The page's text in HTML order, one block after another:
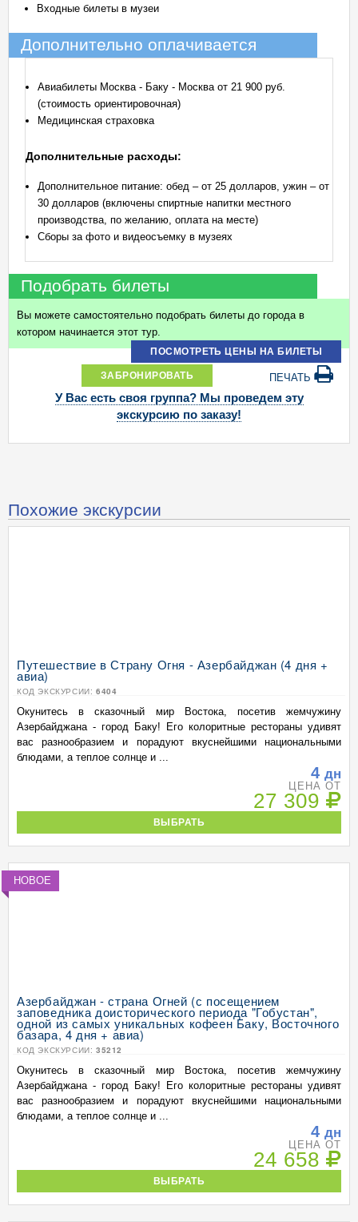
Входные билеты в музеи
Дополнительно оплачивается
Авиабилеты Москва - Баку - Москва от 21 900 руб.
(стоимость ориентировочная)
Медицинская страховка
Дополнительные расходы:
Дополнительное питание: обед – от 25 долларов, ужин – от
30 долларов (включены спиртные напитки местного
производства, по желанию, оплата на месте)
Сборы за фото и видеосъемку в музеях
Подобрать билеты
Вы можете самостоятельно подобрать билеты до города в
котором начинается этот тур.
ПОСМОТРЕТЬ ЦЕНЫ НА БИЛЕТЫ
ЗАБРОНИРОВАТЬ ПЕЧАТЬ
У Вас есть своя группа? Мы проведем эту
экскурсию по заказу!
Похожие экскурсии
Путешествие в Страну Огня - Азербайджан (4 дня +
авиа)
КОД ЭКСКУРСИИ: 6404
Окунитесь в сказочный мир Востока, посетив жемчужину
Азербайджана - город Баку! Его колоритные рестораны удивят
вас разнообразием и порадуют вкуснейшими национальными
блюдами, а теплое солнце и ...
4 дн
ЦЕНА ОТ
27 309
ВЫБРАТЬ
НОВОЕ
Азербайджан - страна Огней (с посещением
заповедника доисторического периода "Гобустан",
одной из самых уникальных кофеен Баку, Восточного
базара, 4 дня + авиа)
КОД ЭКСКУРСИИ: 35212
Окунитесь в сказочный мир Востока, посетив жемчужину
Азербайджана - город Баку! Его колоритные рестораны удивят
вас разнообразием и порадуют вкуснейшими национальными
блюдами, а теплое солнце и ...
4 дн
ЦЕНА ОТ
24 658
ВЫБРАТЬ